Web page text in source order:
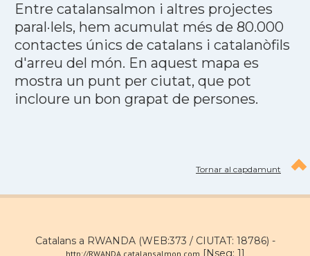
Entre catalansalmon i altres projectes
paral·lels, hem acumulat més de 80.000
contactes únics de catalans i catalanòfils
d'arreu del món. En aquest mapa es
mostra un punt per ciutat, que pot
incloure un bon grapat de persones.
Tornar al capdamunt
Catalans a RWANDA (WEB:373 / CIUTAT: 18786) -
http://RWANDA.catalansalmon.com [Nseg: 1]